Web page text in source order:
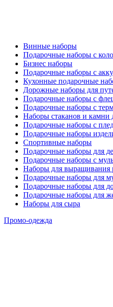
Винные наборы
Подарочные наборы с
Бизнес наборы
Подарочные наборы с
Кухонные подарочные
Дорожные наборы для
Подарочные наборы с
Подарочные наборы с
Наборы стаканов и камни
Подарочные наборы с
Подарочные наборы
Спортивные наборы
Подарочные наборы для
Подарочные наборы с
Наборы для выращивания
Подарочные наборы для
Подарочные наборы для
Подарочные наборы для
Наборы для сыра
Промо-одежда